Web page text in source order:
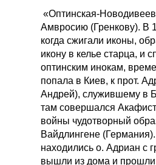
«Оптинская-
Амвросию (Гренкову). В
когда сжигали иконы,
икону в келье старца, и
оптинским инокам,
попала в Киев, к прот.
Андрей), служившему в
там совершался
войны чудотворный
Вайдлингене
находились о. Адриан с
вышли из дома и